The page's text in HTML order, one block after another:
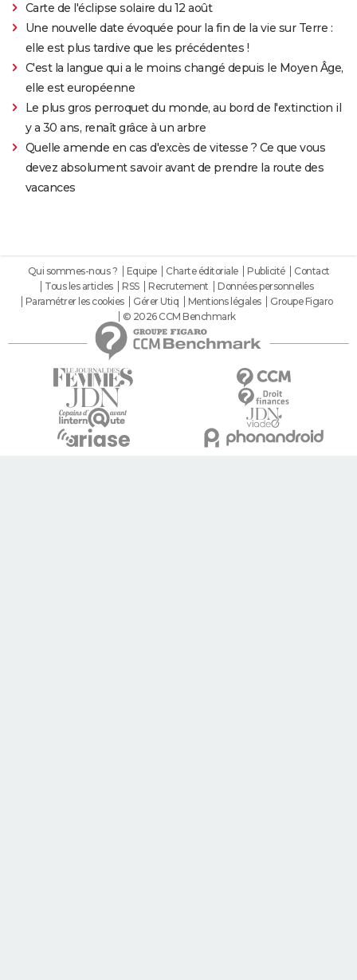
Carte de l'éclipse solaire du 12 août
Une nouvelle date évoquée pour la fin de la vie sur Terre :
elle est plus tardive que les précédentes !
C'est la langue qui a le moins changé depuis le Moyen Âge,
elle est européenne
Le plus gros perroquet du monde, au bord de l'extinction il
y a 30 ans, renaît grâce à un arbre
Quelle amende en cas d'excès de vitesse ? Ce que vous
devez absolument savoir avant de prendre la route des
vacances
Qui sommes-nous ? Equipe Charte éditoriale Publicité
Contact
Tous les articles
RSS Recrutement
Données personnelles
Paramétrer les cookies
Gérer Utiq Mentions légales
Groupe Figaro
© 2026 CCM Benchmark